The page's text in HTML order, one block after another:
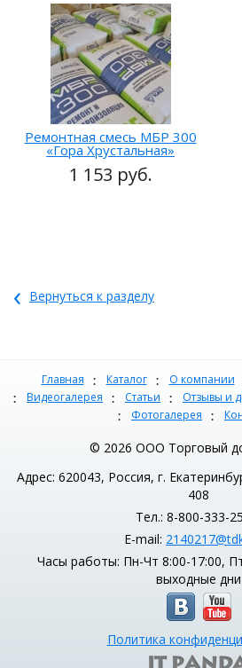
Ремонтная смесь МБР 300
«Гора Хрустальная»
1 153 руб.
‹ Вернуться к разделу
Главная Каталог О компании
Видеогалерея
Статьи Отзывы и
Фотогалерея
© 2026 ООО Торговый
Адрес: 620043, Россия, г.
408
Тел.: 8-800-333-
E-mail:
Часы работы: Пн-Чт 8:00-17:00,
выходные дни
Политика